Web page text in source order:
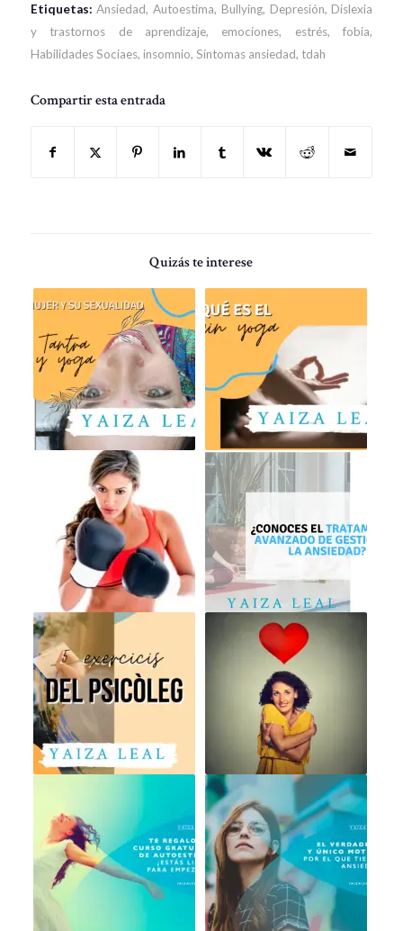
Etiquetas: Ansiedad,Autoestima, Bullying, Depresión, Dislexia
y trastornos de aprendizaje, emociones, estrés,fobia,
Habilidades Sociaes, insomnio, Síntomas ansiedad, tdah
Compartir esta entrada
Quizás te interese